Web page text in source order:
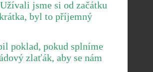
jsme si od začátku
byl to příjemný
poklad, pokud splníme
zlaťák, aby se nám